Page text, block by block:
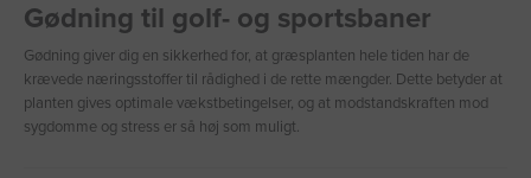
Gødning til golf- og sportsbaner
Gødning giver dig en sikkerhed for, at græsplanten hele tiden har de
krævede næringsstoffer til rådighed i de rette mængder. Dette betyder at
planten gives optimale vækstbetingelser, og at modstandskraften mod
sygdomme og stress er så høj som muligt.